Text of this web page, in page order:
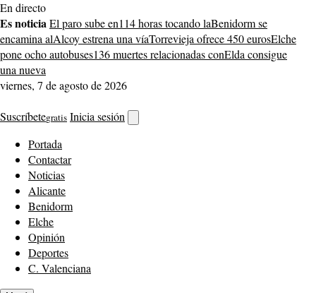
Saltar
al
contenido
En directo
Es noticiaEl paro sube en114 horas tocando laBenidorm se
encamina alAlcoy estrena una víaTorrevieja ofrece 450 eurosElche
pone ocho autobuses136 muertes relacionadas conElda consigue
una nueva
viernes, 7 de agosto de 2026
Suscríbetegratis Inicia sesión
buscador
Portada
Contactar
Noticias
Alicante
Benidorm
Elche
Opinión
Deportes
C. Valenciana